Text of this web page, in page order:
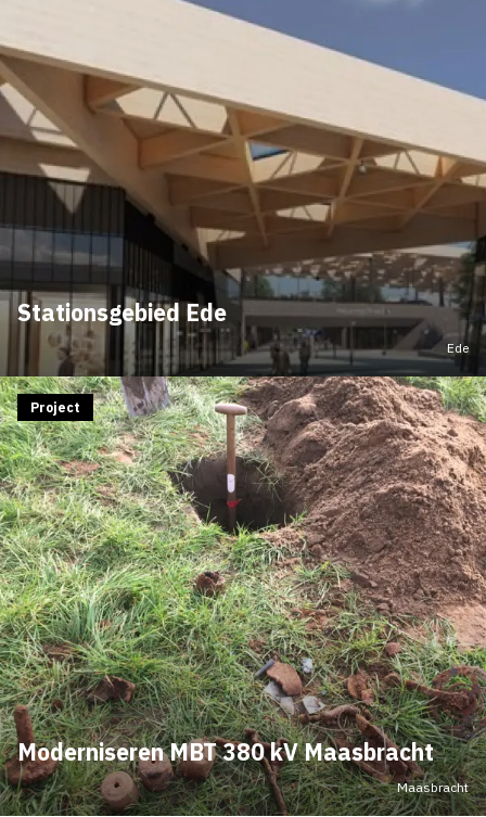
Stationsgebied Ede
Ede
Moderniseren MBT 380 kV Maasbracht
Project
Maasbracht